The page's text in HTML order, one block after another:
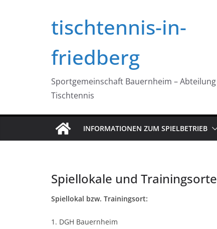
tischtennis-in-
friedberg
Sportgemeinschaft Bauernheim – Abteilung
Tischtennis
INFORMATIONEN ZUM SPIELBETRIEB
Spiellokale und Trainingsorte
Spiellokal bzw. Trainingsort:
1. DGH Bauernheim